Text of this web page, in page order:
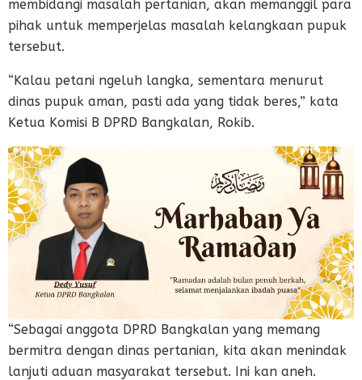
membidangi masalah pertanian, akan memanggil para
pihak untuk memperjelas masalah kelangkaan pupuk
tersebut.
“Kalau petani ngeluh langka, sementara menurut
dinas pupuk aman, pasti ada yang tidak beres,” kata
Ketua Komisi B DPRD Bangkalan, Rokib.
“Sebagai anggota DPRD Bangkalan yang memang
bermitra dengan dinas pertanian, kita akan menindak
lanjuti aduan masyarakat tersebut. Ini kan aneh.